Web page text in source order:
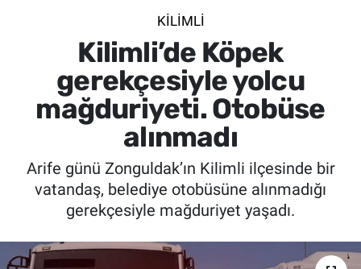
KİLİMLİ
Kilimli’de Köpek
gerekçesiyle yolcu
mağduriyeti. Otobüse
alınmadı
Arife günü Zonguldak’ın Kilimli ilçesinde bir
vatandaş, belediye otobüsüne alınmadığı
gerekçesiyle mağduriyet yaşadı.
SAĞLIK